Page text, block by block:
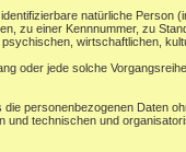
natürliche
zu einer Kennnummer, zu
wirtschaftlichen,
oder jede solche
personenbezogenen
technischen und